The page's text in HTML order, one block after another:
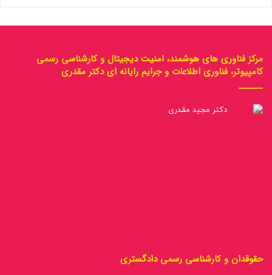
مرکز فناوری های هوشمند، امنیت دیجیتال و کارشناسی رسمی
کامپیوتر، فناوری اطلاعات و جرایم رایانه ای دکتر مقدری
حقوقدان و کارشناسی رسمی دادگستری